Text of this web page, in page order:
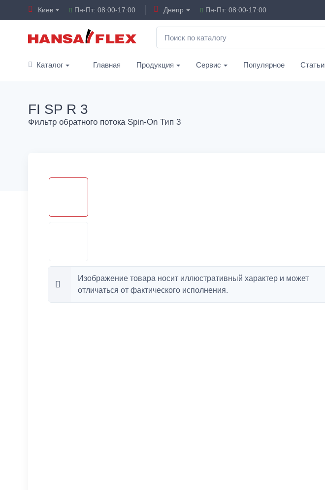
Киев Пн-Пт: 08:00-17:00 Днепр Пн-Пт: 08:00-17:00
Каталог Главная Продукция Сервис Популярное Статьи
FI SP R 3
Фильтр обратного потока Spin-On Тип 3
Изображение товара носит иллюстративный характер и может
отличаться от фактического исполнения.